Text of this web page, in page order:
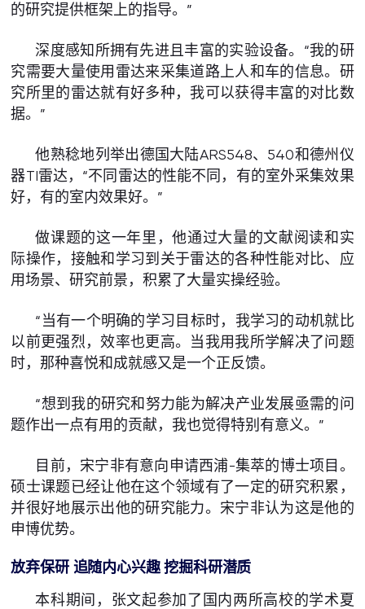
的研究提供框架上的指导。”
深度感知所拥有先进且丰富的实验设备。“我的研
究需要大量使用雷达来采集道路上人和车的信息。研
究所里的雷达就有好多种，我可以获得丰富的对比数
据。”
他熟稔地列举出德国大陆ARS548、540和德州仪
器TI雷达，“不同雷达的性能不同，有的室外采集效果
好，有的室内效果好。”
做课题的这一年里，他通过大量的文献阅读和实
际操作，接触和学习到关于雷达的各种性能对比、应
用场景、研究前景，积累了大量实操经验。
“当有一个明确的学习目标时，我学习的动机就比
以前更强烈，效率也更高。当我用我所学解决了问题
时，那种喜悦和成就感又是一个正反馈。
“想到我的研究和努力能为解决产业发展亟需的问
题作出一点有用的贡献，我也觉得特别有意义。”
目前，宋宁非有意向申请西浦-集萃的博士项目。
硕士课题已经让他在这个领域有了一定的研究积累，
并很好地展示出他的研究能力。宋宁非认为这是他的
申博优势。
放弃保研 追随内心兴趣 挖掘科研潜质
本科期间，张文起参加了国内两所高校的学术夏